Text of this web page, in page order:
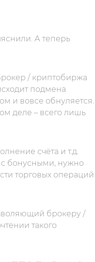
А теперь
/ криптобиржа
подмена
и вовсе обнуляется.
деле – всего лишь
счёта и т.д.
с бонусными, нужно
торговых операций
брокеру /
такого